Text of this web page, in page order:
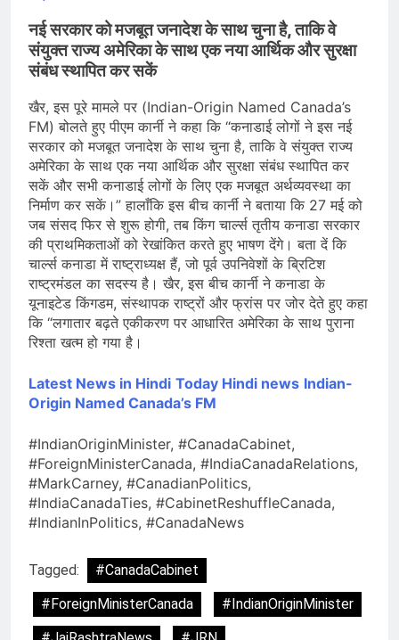
नई सरकार को मजबूत जनादेश के साथ चुना है, ताकि वे
संयुक्त राज्य अमेरिका के साथ एक नया आर्थिक और सुरक्षा
संबंध स्थापित कर सकें
खैर, इस पूरे मामले पर (Indian-Origin Named Canada’s
FM) बोलते हुए पीएम कार्नी ने कहा कि “कनाडाई लोगों ने इस नई
सरकार को मजबूत जनादेश के साथ चुना है, ताकि वे संयुक्त राज्य
अमेरिका के साथ एक नया आर्थिक और सुरक्षा संबंध स्थापित कर
सकें और सभी कनाडाई लोगों के लिए एक मजबूत अर्थव्यवस्था का
निर्माण कर सकें।” हालाँकि इस बीच कार्नी ने बताया कि 27 मई को
जब संसद फिर से शुरू होगी, तब किंग चार्ल्स तृतीय कनाडा सरकार
की प्राथमिकताओं को रेखांकित करते हुए भाषण देंगे। बता दें कि
चार्ल्स कनाडा में राष्ट्राध्यक्ष हैं, जो पूर्व उपनिवेशों के ब्रिटिश
राष्ट्रमंडल का सदस्य है। खैर, इस बीच कार्नी ने कनाडा के
यूनाइटेड किंगडम, संस्थापक राष्ट्रों और फ्रांस पर जोर देते हुए कहा
कि “लगातार बढ़ते एकीकरण पर आधारित अमेरिका के साथ पुराना
रिश्ता खत्म हो गया है।
Latest News in Hindi Today Hindi news Indian-
Origin Named Canada’s FM
#IndianOriginMinister, #CanadaCabinet,
#ForeignMinisterCanada, #IndiaCanadaRelations,
#MarkCarney, #CanadianPolitics,
#IndiaCanadaTies, #CabinetReshuffleCanada,
#IndianInPolitics, #CanadaNews
Tagged:
#CanadaCabinet
#ForeignMinisterCanada
#IndianOriginMinister